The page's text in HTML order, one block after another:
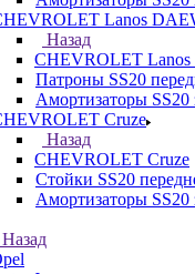
Lanos
Назад
CHEVROLET
Патроны SS20
Амортизаторы SS20
Cruze
Назад
CHEVROLET Cruze
Стойки SS20
Амортизаторы SS20
Назад